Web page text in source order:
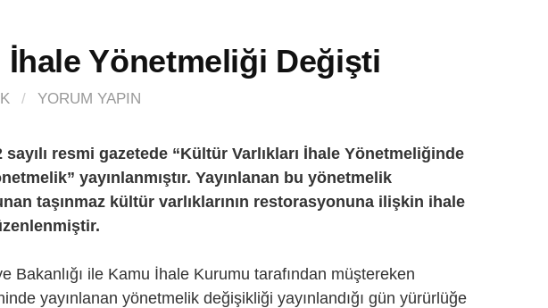
İhale Yönetmeliği Değişti
/ YORUM YAPIN
sayılı resmi gazetede “Kültür Varlıkları İhale Yönetmeliğinde
yayınlanmıştır. Yayınlanan bu yönetmelik
taşınmaz kültür varlıklarının restorasyonuna ilişkin ihale
Bakanlığı ile Kamu İhale Kurumu tarafından müştereken
yayınlanan yönetmelik değişikliği yayınlandığı gün yürürlüğe